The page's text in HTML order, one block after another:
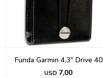
Funda Garmin 4,3" Drive 40
USD 7,00